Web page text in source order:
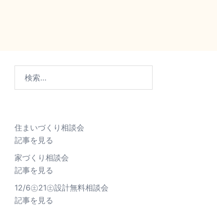
住まいづくり相談会
記事を見る
家づくり相談会
記事を見る
12/6㊏21㊏設計無料相談会
記事を見る